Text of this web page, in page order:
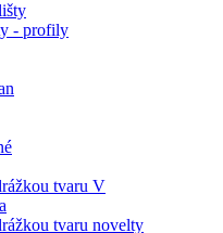
- profily
tvaru V
tvaru novelty